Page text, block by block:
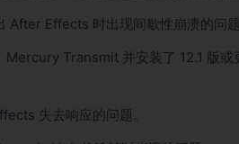
Effects 时出现间歇性崩溃的问题
Transmit 并安装了 12.1 版
失去响应的问题。